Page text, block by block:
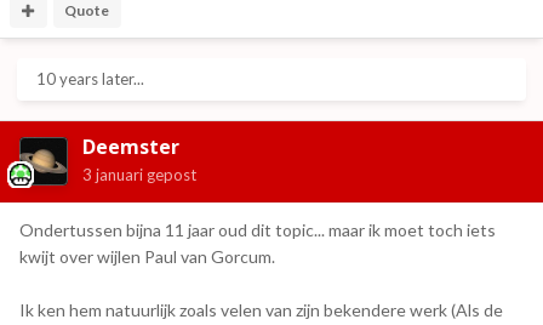
Quote
10 years later...
Deemster
3 januari gepost
Ondertussen bijna 11 jaar oud dit topic... maar ik moet toch iets
kwijt over wijlen Paul van Gorcum.
Ik ken hem natuurlijk zoals velen van zijn bekendere werk (Als de